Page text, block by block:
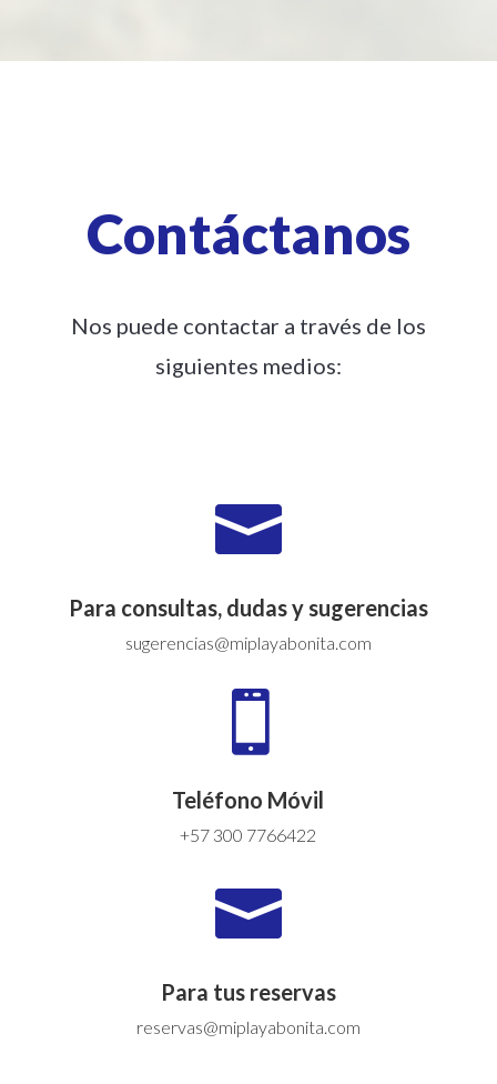
Contáctanos
Nos puede contactar a través de los
siguientes medios:

Para consultas, dudas y sugerencias
sugerencias@miplayabonita.com

Teléfono Móvil
+57 300 7766422

Para tus reservas
reservas@miplayabonita.com